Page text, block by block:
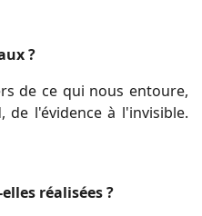
?
de ce qui nous entoure,
l'évidence à l'invisible.
réalisées ?